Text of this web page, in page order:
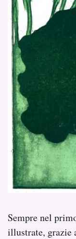
Sempre nel
illustrate, grazie